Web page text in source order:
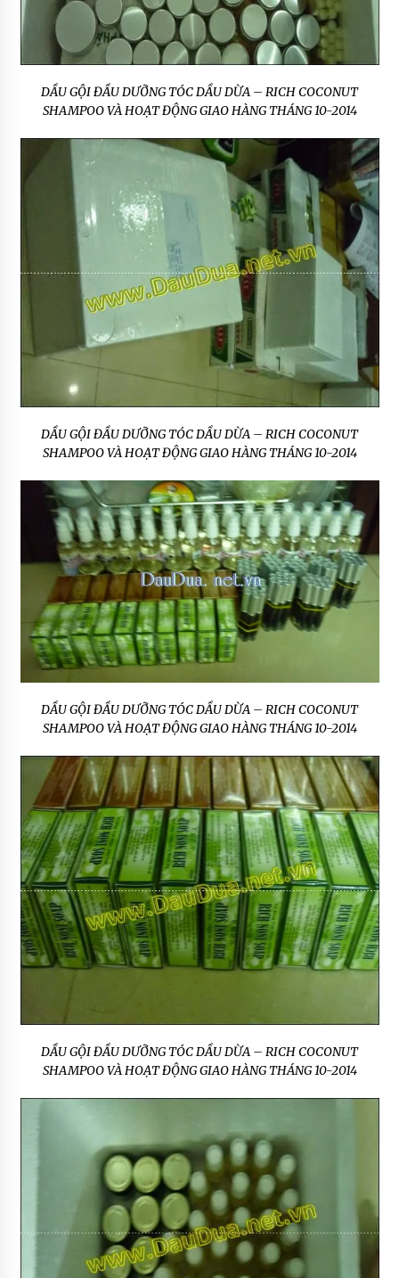
DẦU GỘI ĐẦU DƯỠNG TÓC DẦU DỪA – RICH COCONUT
SHAMPOO VÀ HOẠT ĐỘNG GIAO HÀNG THÁNG 10-2014
DẦU GỘI ĐẦU DƯỠNG TÓC DẦU DỪA – RICH COCONUT
SHAMPOO VÀ HOẠT ĐỘNG GIAO HÀNG THÁNG 10-2014
DẦU GỘI ĐẦU DƯỠNG TÓC DẦU DỪA – RICH COCONUT
SHAMPOO VÀ HOẠT ĐỘNG GIAO HÀNG THÁNG 10-2014
DẦU GỘI ĐẦU DƯỠNG TÓC DẦU DỪA – RICH COCONUT
SHAMPOO VÀ HOẠT ĐỘNG GIAO HÀNG THÁNG 10-2014